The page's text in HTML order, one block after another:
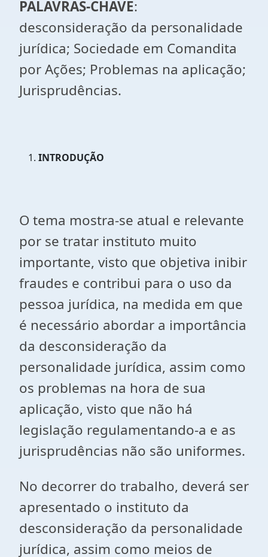
PALAVRAS-CHAVE:
desconsideração da personalidade
jurídica; Sociedade em Comandita
por Ações; Problemas na aplicação;
Jurisprudências.
INTRODUÇÃO
O tema mostra-se atual e relevante
por se tratar instituto muito
importante, visto que objetiva inibir
fraudes e contribui para o uso da
pessoa jurídica, na medida em que
é necessário abordar a importância
da desconsideração da
personalidade jurídica, assim como
os problemas na hora de sua
aplicação, visto que não há
legislação regulamentando-a e as
jurisprudências não são uniformes.
No decorrer do trabalho, deverá ser
apresentado o instituto da
desconsideração da personalidade
jurídica, assim como meios de